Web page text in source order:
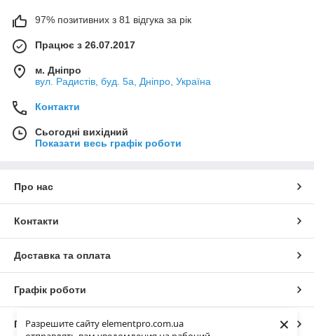
Разрешите сайту elementpro.com.ua
×
97% позитивних з 81 відгука за рік
Працює з 26.07.2017
м. Дніпро
вул. Радистів, буд. 5а, Дніпро, Україна
Контакти
Сьогодні вихідний
Показати весь графік роботи
Про нас
Контакти
Доставка та оплата
Графік роботи
Повна версія сайту